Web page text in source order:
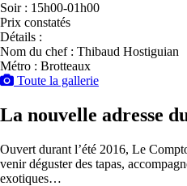
Soir : 15h00-01h00
Prix constatés
Détails :
Nom du chef : Thibaud Hostiguian
Métro : Brotteaux
Toute la gallerie
La nouvelle adresse
Ouvert durant l’été 2016, Le
venir déguster des tapas,
exotiques…